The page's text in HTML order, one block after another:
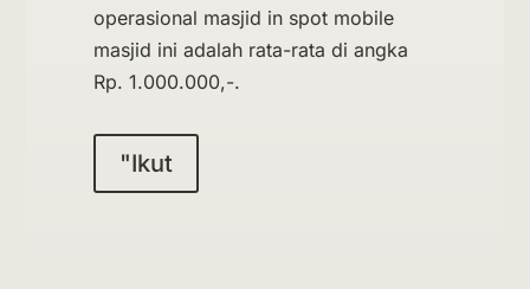
operasional masjid in spot mobile
masjid ini adalah rata-rata di angka
Rp. 1.000.000,-.
"Ikut